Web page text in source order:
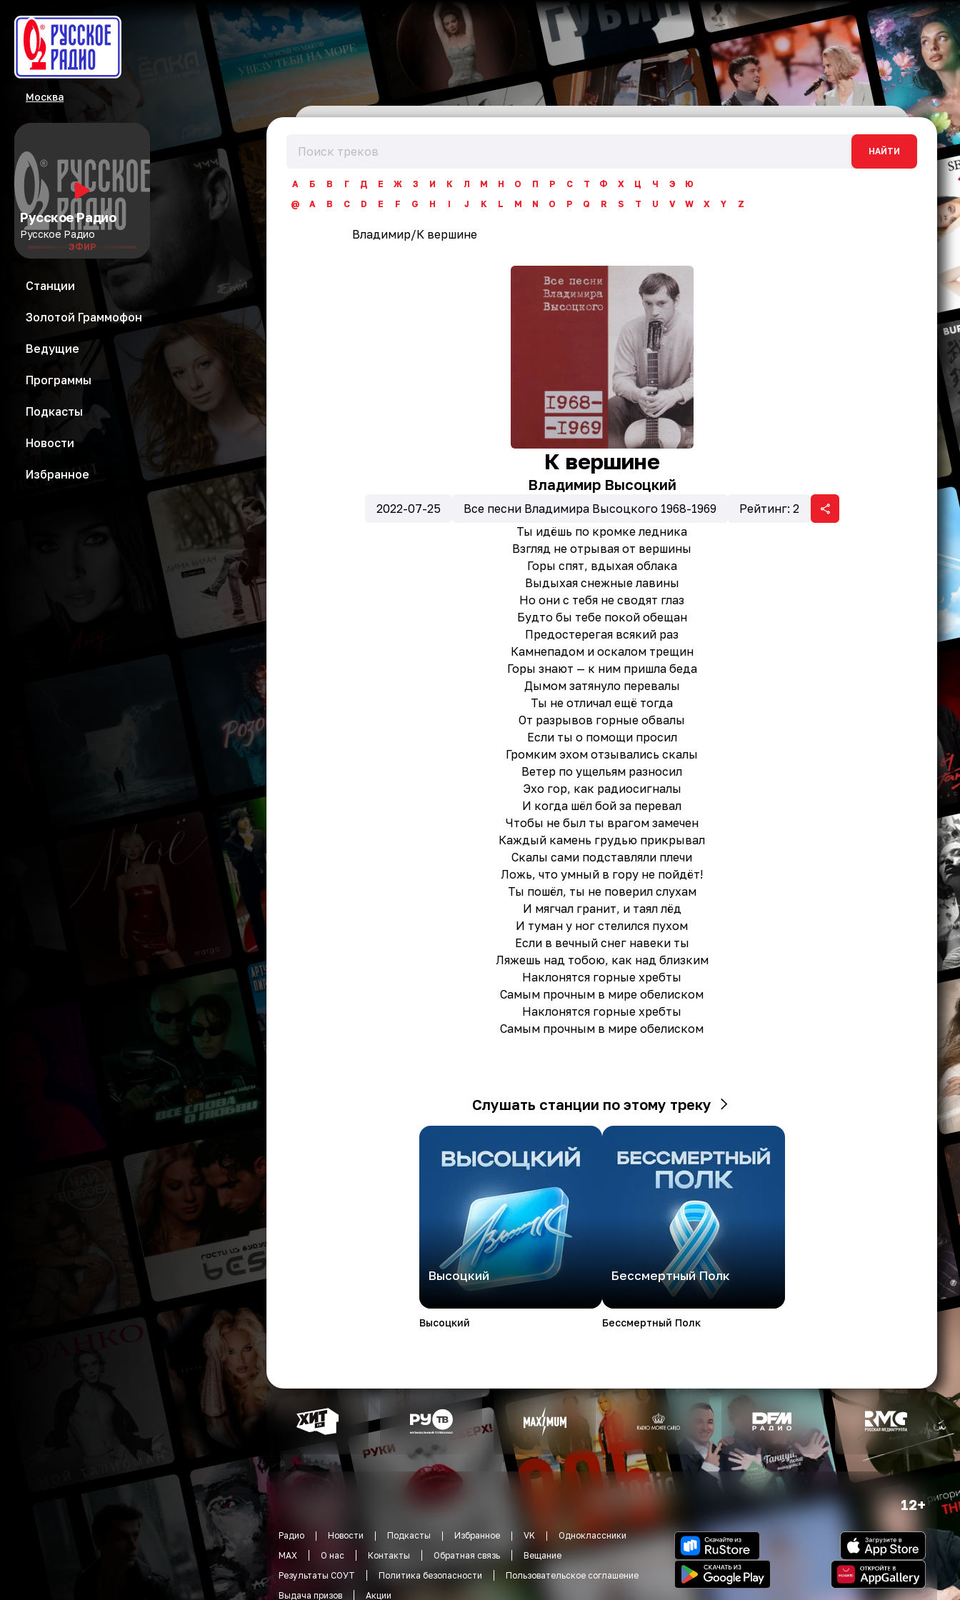
Москва
Русское Радио
Русское Радио
ЭФИР
Станции
Золотой Граммофон
Ведущие
Программы
Подкасты
Новости
Избранное
НАЙТИ
А Б В Г Д Е Ж З И К Л М Н О П Р С Т Ф Х Ц Ч Э
Ю
@
A B C D E F G H I J K L M N O P Q R S T U V W X Y Z
Владимир/К вершине
К вершине
Владимир Высоцкий
2022-07-25 Все песни Владимира Высоцкого 1968-1969 Рейтинг: 2
Ты идёшь по кромке ледника
Взгляд не отрывая от вершины
Горы спят, вдыхая облака
Выдыхая снежные лавины
Но они с тебя не сводят глаз
Будто бы тебе покой обещан
Предостерегая всякий раз
Камнепадом и оскалом трещин
Горы знают — к ним пришла беда
Дымом затянуло перевалы
Ты не отличал ещё тогда
От разрывов горные обвалы
Если ты о помощи просил
Громким эхом отзывались скалы
Ветер по ущельям разносил
Эхо гор, как радиосигналы
И когда шёл бой за перевал
Чтобы не был ты врагом замечен
Каждый камень грудью прикрывал
Скалы сами подставляли плечи
Ложь, что умный в гору не пойдёт!
Ты пошёл, ты не поверил слухам
И мягчал гранит, и таял лёд
И туман у ног стелился пухом
Если в вечный снег навеки ты
Ляжешь над тобою, как над близким
Наклонятся горные хребты
Самым прочным в мире обелиском
Наклонятся горные хребты
Самым прочным в мире обелиском
Слушать станции по этому треку
Высоцкий
Высоцкий
Бессмертный Полк
Бессмертный Полк
12+
Радио Новости Подкасты Избранное VK
Одноклассники
MAX
О нас Контакты Обратная связь
Вещание
Результаты СОУТ
Политика безопасности
Пользовательское соглашение
Выдача призов
Акции